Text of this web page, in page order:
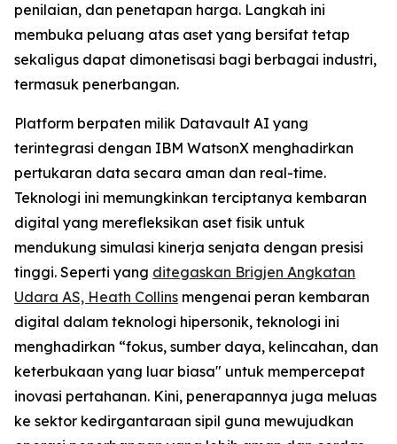
penilaian, dan penetapan harga. Langkah ini
membuka peluang atas aset yang bersifat tetap
sekaligus dapat dimonetisasi bagi berbagai industri,
termasuk penerbangan.
Platform berpaten milik Datavault AI yang
terintegrasi dengan IBM WatsonX menghadirkan
pertukaran data secara aman dan real-time.
Teknologi ini memungkinkan terciptanya kembaran
digital yang merefleksikan aset fisik untuk
mendukung simulasi kinerja senjata dengan presisi
tinggi. Seperti yang ditegaskan Brigjen Angkatan
Udara AS, Heath Collins mengenai peran kembaran
digital dalam teknologi hipersonik, teknologi ini
menghadirkan “fokus, sumber daya, kelincahan, dan
keterbukaan yang luar biasa" untuk mempercepat
inovasi pertahanan. Kini, penerapannya juga meluas
ke sektor kedirgantaraan sipil guna mewujudkan